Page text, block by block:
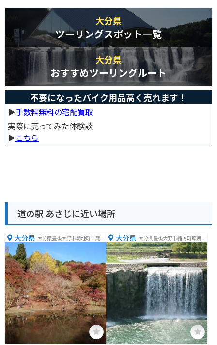
大分県
ツーリングスポット一覧
大分県
おすすめツーリングルート
不要になったバイク用品高く売れます！
▶︎手数料無料の宅配買取
実際に売ってみた体験談
▶︎こちら
道の駅 あさじに近い場所
大分県 大分県豊後大野市朝地町上尾塚
大分県 大分県豊後大野市緒方町原尻４
１０